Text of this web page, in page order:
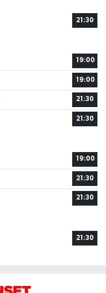
21:30
19:00
19:00
21:30
21:30
19:00
21:30
21:30
21:30